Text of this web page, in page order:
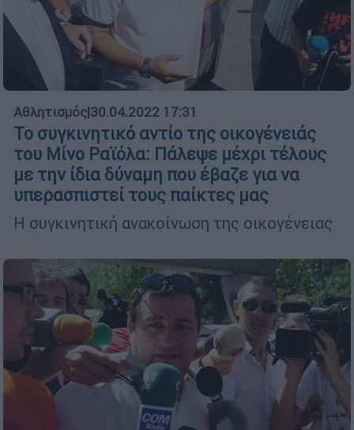
Αθλητισμός|30.04.2022 17:31
Το συγκινητικό αντίο της οικογένειάς
του Μίνο Ραϊόλα: Πάλεψε μέχρι τέλους
με την ίδια δύναμη που έβαζε για να
υπερασπιστεί τους παίκτες μας
Η συγκινητική ανακοίνωση της οικογένειας